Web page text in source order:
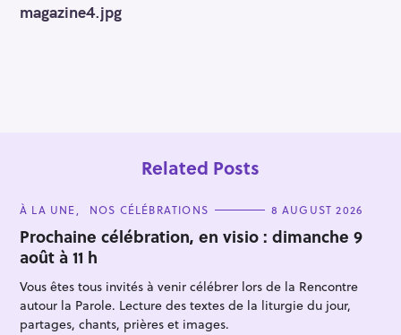
s
o
n
magazine4.jpg
Related Posts
C
T
E
G
O
R
I
E
S
À LA UNE NOS CÉLÉBRATIONS 8 AUGUST 2026
Prochaine célébration, en visio : dimanche 9
août à 11 h
Vous êtes tous invités à venir célébrer lors de la Rencontre
autour la Parole. Lecture des textes de la liturgie du jour,
partages, chants, prières et images.